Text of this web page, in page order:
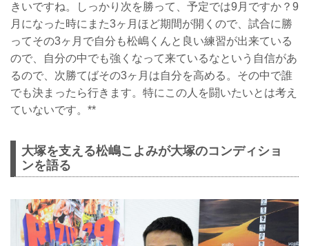
きいですね。しっかり次を勝って、予定では9月ですか？9
月になった時にまた3ヶ月ほど期間が開くので、試合に勝
ってその3ヶ月で自分も松嶋くんと良い練習が出来ている
ので、自分の中でも強くなって来ているなという自信があ
るので、次勝てばその3ヶ月は自分を高める。その中で誰
でも決まったら行きます。特にこの人を闘いたいとは考え
ていないです。**
大塚を支える松嶋こよみが大塚のコンディショ
ンを語る